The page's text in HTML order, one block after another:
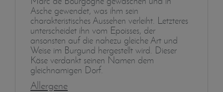
Asche gewendet, was ihm sein
charakteristisches Aussehen verleiht. Letzteres
unterscheidet ihn vom Epoisses, der
ansonsten auf die nahezu gleiche Art und
Weise im Burgund hergestellt wird. Dieser
Käse verdankt seinen Namen dem
gleichnamigen Dorf.
Allergene